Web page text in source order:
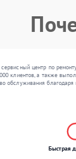
центр по
клиентов, а также
обслуживания
Быстрая